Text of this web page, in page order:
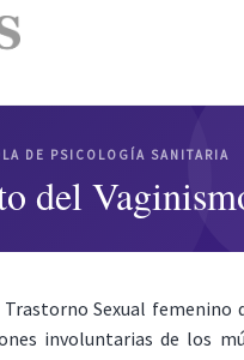
DE PSICOLOGÍA SANITARIA
del
Sexual femenino
involuntarias de los